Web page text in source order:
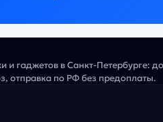
и гаджетов в Санкт-Петербурге:
отправка по РФ без предоплаты.